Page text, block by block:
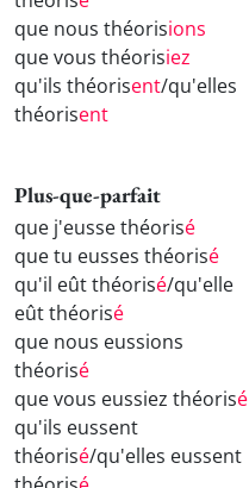
que nous théorisions
que vous théorisiez
qu'ils théorisent/qu'elles
théorisent
Plus-que-parfait
que j'eusse théorisé
que tu eusses théorisé
qu'il eût théorisé/qu'elle
eût théorisé
que nous eussions
théorisé
que vous eussiez théorisé
qu'ils eussent
théorisé/qu'elles eussent